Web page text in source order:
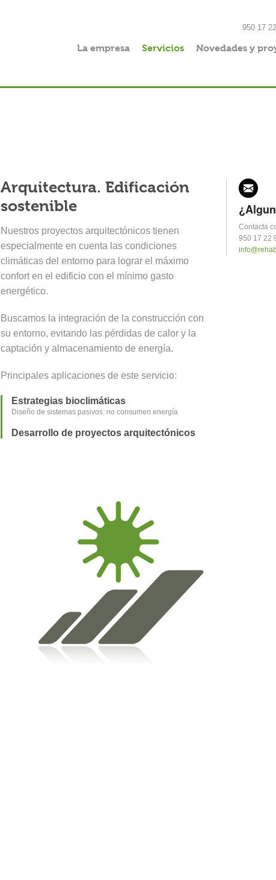
950 17
La empresa Servicios Novedades y
Arquitectura. Edificación
sostenible
Nuestros proyectos arquitectónicos tienen
especialmente en cuenta las condiciones
climáticas del entorno para lograr el máximo
confort en el edificio con el mínimo gasto
energético.
Buscamos la integración de la construcción con
su entorno, evitando las pérdidas de calor y la
captación y almacenamiento de energía.
Principales aplicaciones de este servicio:
Estrategias bioclimáticas
Diseño de sistemas pasivos: no consumen energía
Desarrollo de proyectos arquitectónicos
Contacta
950 17 22